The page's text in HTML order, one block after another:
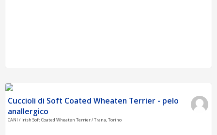
Cuccioli di Soft Coated Wheaten Terrier - pelo
anallergico
CANI / Irish Soft Coated Wheaten Terrier / Trana, Torino